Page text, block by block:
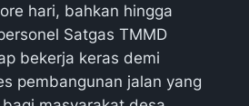
hari, bahkan hingga
Satgas TMMD
bekerja keras demi
pembangunan jalan yang